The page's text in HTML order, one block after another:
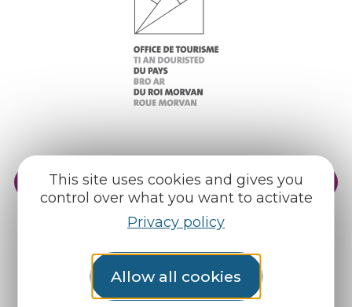
This site uses cookies and gives you
control over what you want to activate
Privacy policy
Allow all cookies
Practical info
Our reception areas
Our brochures
Weather
Find us on :